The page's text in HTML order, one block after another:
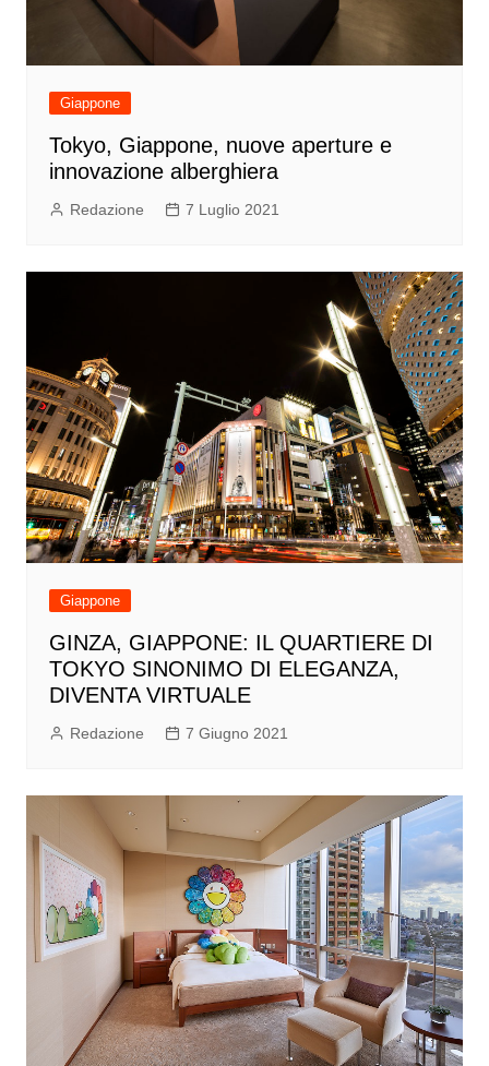
Giappone
Tokyo, Giappone, nuove aperture e
innovazione alberghiera
Redazione 7 Luglio 2021
Giappone
GINZA, GIAPPONE: IL QUARTIERE DI
TOKYO SINONIMO DI ELEGANZA,
DIVENTA VIRTUALE
Redazione 7 Giugno 2021